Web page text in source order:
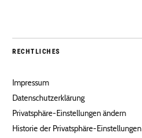
RECHTLICHES
Impressum
Datenschutzerklärung
Privatsphäre-Einstellungen ändern
Historie der Privatsphäre-Einstellungen